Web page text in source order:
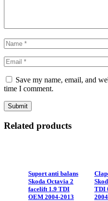
Save my name, email, and
time I comment.
Related products
Suport anti balans
Skoda Octavia 2
facelift 1.9 TDI
OEM 2004-2013
TDI